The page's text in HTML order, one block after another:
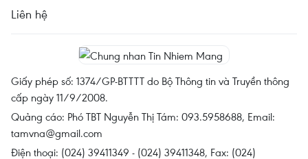
Liên hệ
Giấy phép số: 1374/GP-BTTTT do Bộ Thông tin và Truyền thông
cấp ngày 11/9/2008.
Quảng cáo: Phó TBT Nguyễn Thị Tám: 093.5958688, Email:
tamvna@gmail.com
Điện thoại: (024) 39411349 - (024) 39411348, Fax: (024)